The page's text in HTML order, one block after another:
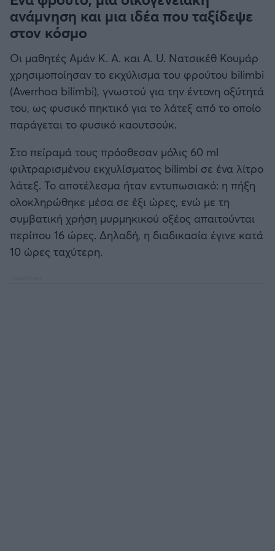
ανάμνηση και μια ιδέα που ταξίδεψε
στον κόσμο
Οι μαθητές Αμάν Κ. Α. και Α. U. Νατσικέθ Κουμάρ
χρησιμοποίησαν το εκχύλισμα του φρούτου bilimbi
(Averrhoa bilimbi), γνωστού για την έντονη οξύτητά
του, ως φυσικό πηκτικό για το λάτεξ από το οποίο
παράγεται το φυσικό καουτσούκ.
Στο πείραμά τους πρόσθεσαν μόλις 60 ml
φιλτραρισμένου εκχυλίσματος bilimbi σε ένα λίτρο
λάτεξ. Το αποτέλεσμα ήταν εντυπωσιακό: η πήξη
ολοκληρώθηκε μέσα σε έξι ώρες, ενώ με τη
συμβατική χρήση μυρμηκικού οξέος απαιτούνται
περίπου 16 ώρες. Δηλαδή, η διαδικασία έγινε κατά
10 ώρες ταχύτερη.